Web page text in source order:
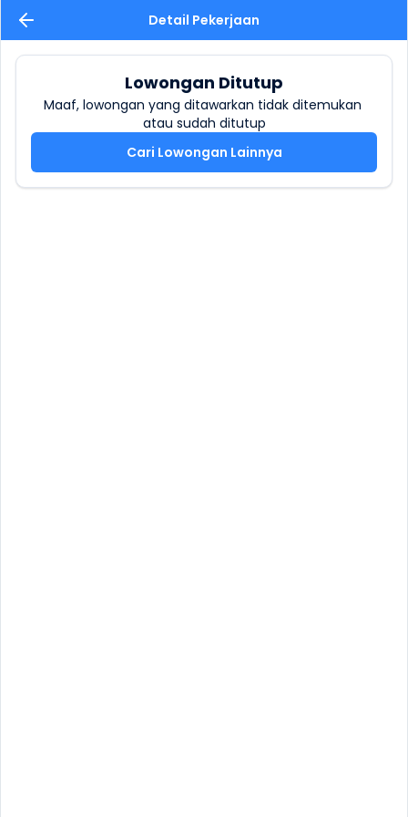
Detail Pekerjaan
Lowongan Ditutup
Maaf, lowongan yang ditawarkan tidak ditemukan
atau sudah ditutup
Cari Lowongan Lainnya